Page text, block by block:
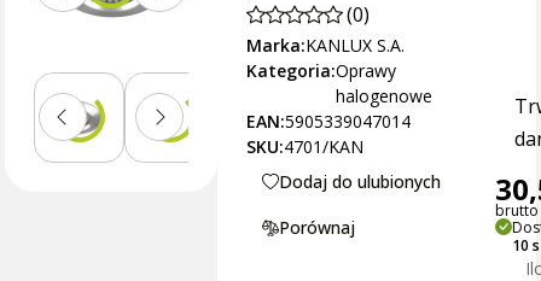
(0)
Marka:KANLUX S.A.
Kategoria:Oprawy
halogenowe
EAN:5905339047014
SKU:4701/KAN
Dodaj do ulubionych
Porównaj
brutto
10